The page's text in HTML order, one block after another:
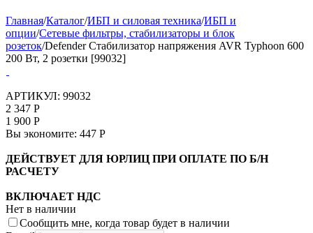
Главная/Каталог/ИБП и силовая техника/ИБП и
опции/Сетевые фильтры, стабилизаторы и блок
розеток/Defender Стабилизатор напряжения AVR Typhoon 600
200 Вт, 2 розетки [99032]
АРТИКУЛ: 99032
2 347 Р
1 900 Р
Вы экономите: 447 Р
ДЕЙСТВУЕТ ДЛЯ ЮРЛИЦ ПРИ ОПЛАТЕ ПО Б/Н
РАСЧЕТУ
ВКЛЮЧАЕТ НДС
Нет в наличии
Сообщить мне, когда товар будет в наличии